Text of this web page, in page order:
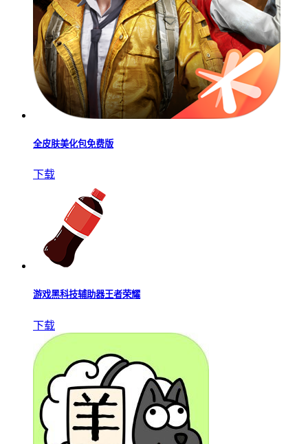
全皮肤美化包免费版
下载
游戏黑科技辅助器王者荣耀
下载